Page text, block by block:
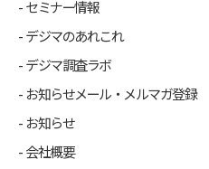
セミナー情報
デジマのあれこれ
デジマ調査ラボ
お知らせメール・メルマガ登録
お知らせ
会社概要